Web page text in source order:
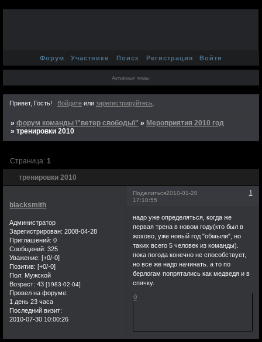
Форум Участники Поиск Регистрация Войти
Активные темы
Привет, Гость! Войдитеили зарегистрируйтесь
» форум команды \"ветер свободы\" » Мероприятия 2010 год
» тренировки 2010
тренировки 2010
Страница: 1
Поделиться 1
2010-01-20
17:10:55
blacksmith
Администратор
Зарегистрирован: 2008-04-28
Приглашений: 0
Сообщений: 325
Уважение: [+0/-0]
Позитив: [+0/-0]
Пол: Мужской
Возраст: 43[1983-02-04]
Провел на форуме:
1 день 23 часа
Последний визит:
2010-07-30 10:00:26
надо уже определяться, когда же
первая трена в новом году(кто был в
жохово, уже новый год "обмыли", но
таких всего 5 человек из команды).
пока погода конечно не способствует,
но все же надо начинать. а то по
берлогам попрятались как медведя и в
спячку.
0